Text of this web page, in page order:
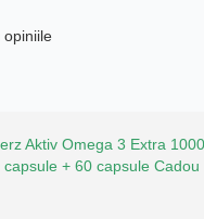
opiniile
Aktiv Omega 3 Extra 1000
capsule + 60 capsule Cadou